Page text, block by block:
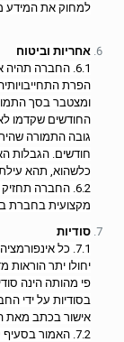
למחוק את המידע
אחריות וביטוח
6.1. החברה
הפרת
חודשים. הגבלות
כלשהוא, תהא
6.2. החברה
מקצועית בחברת
סודיות
7.1. כל
יחולו יתר הוראות
פי מהותה הינה
בסודיות על ידי
אישור בכתב מאת